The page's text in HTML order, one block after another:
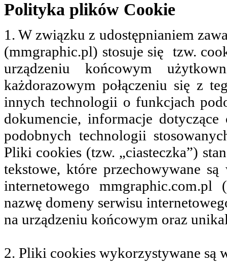
Polityka plików Cookie
1. W związku z udostępnianiem
(mmgraphic.pl) stosuje się tzw.
urządzeniu końcowym
każdorazowym połączeniu się z
innych technologii o funkcjach
dokumencie, informacje
podobnych technologii
Pliki cookies (tzw. „ciasteczka”)
tekstowe, które przechowywane
internetowego mmgraphic.com.pl
nazwę domeny serwisu
na urządzeniu końcowym oraz
2. Pliki cookies wykorzystywane są